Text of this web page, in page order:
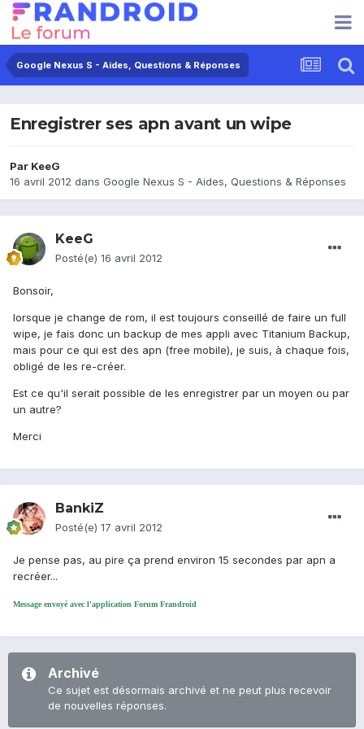
Google Nexus S - Aides, Questions & Réponses
Enregistrer ses apn avant un wipe
Par KeeG
16 avril 2012 dans Google Nexus S - Aides, Questions & Réponses
KeeG
Posté(e) 16 avril 2012
Bonsoir,
lorsque je change de rom, il est toujours conseillé de faire un full
wipe, je fais donc un backup de mes appli avec Titanium Backup,
mais pour ce qui est des apn (free mobile), je suis, à chaque fois,
obligé de les re-créer.
Est ce qu'il serait possible de les enregistrer par un moyen ou par
un autre?
Merci
BankiZ
Posté(e) 17 avril 2012
Je pense pas, au pire ça prend environ 15 secondes par apn a
recréer...
Message envoyé avec l'application Forum Frandroid
Archivé
Ce sujet est désormais archivé et ne peut plus recevoir
de nouvelles réponses.